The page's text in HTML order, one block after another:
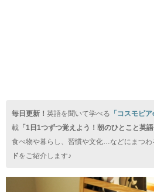
毎日更新！ 英語を聞いて学べる 「コスモピ
載 「1日1つずつ覚えよう！朝のひとこと英語
食べ物や暮らし、習慣や文化…などにまつわ
ドをご紹介します♪